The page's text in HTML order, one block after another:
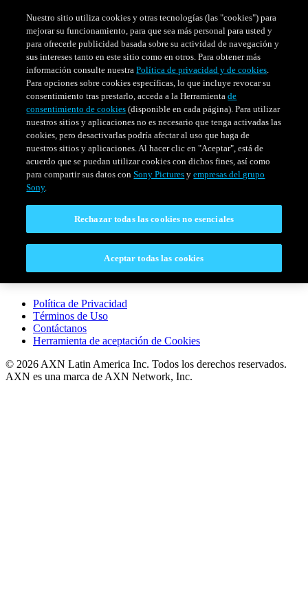
HORARIO EVENTOS ESPECIALES
Venezuela
LEGAL
Política de Privacidad
Términos de Uso
Contáctanos
Herramienta de aceptación de Cookies
© 2026 AXN Latin America Inc. Todos los derechos reservados.
AXN es una marca de AXN Network, Inc.
Nuestro sitio utiliza cookies y otras tecnologías (las "cookies") para
mejorar su funcionamiento, para que sea más personal para usted y
para ofrecerle publicidad basada sobre su actividad de navegación y
sus intereses tanto en este sitio como en otros. Para obtener más
información consulte nuestraPolítica de privacidad y de cookies.
Para opciones sobre cookies específicas, lo que incluye revocar su
consentimiento tras prestarlo, acceda a la Herramientade
consentimiento de cookies (disponible en cada página). Para utilizar
nuestros sitios y aplicaciones no es necesario que tenga activadas las
cookies, pero desactivarlas podría afectar al uso que haga de
nuestros sitios y aplicaciones. Al hacer clic en "Aceptar", está de
acuerdo que se puedan utilizar cookies con dichos fines, así como
para compartir sus datos conSony Pictures yempresas del grupo
Sony.
Rechazar todas las cookies no esenciales
Aceptar todas las cookies